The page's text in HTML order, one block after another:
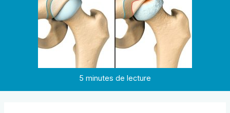
5 minutes de lecture